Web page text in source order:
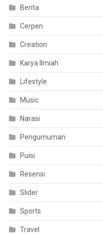
Berita
Cerpen
Creation
Karya Ilmiah
Lifestyle
Music
Narasi
Pengumuman
Puisi
Resensi
Slider
Sports
Travel